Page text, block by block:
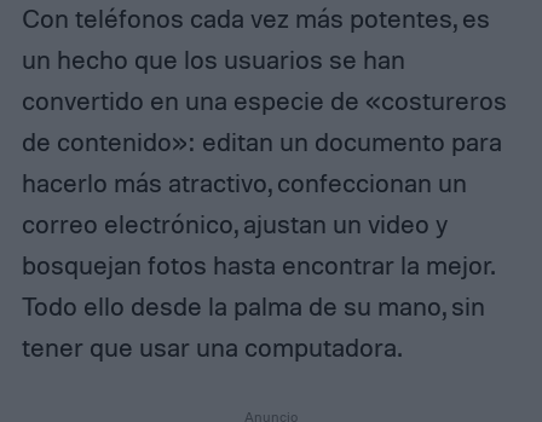
Con teléfonos cada vez más potentes, es
un hecho que los usuarios se han
convertido en una especie de «costureros
de contenido»: editan un documento para
hacerlo más atractivo, confeccionan un
correo electrónico, ajustan un video y
bosquejan fotos hasta encontrar la mejor.
Todo ello desde la palma de su mano, sin
tener que usar una computadora.